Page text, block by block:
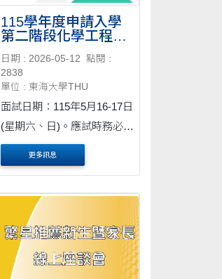
115學年度申請入學
第二階段化學工程與
間與應試注意事項
日期 : 2026-05-12
點閱 :
2838
單位 : 東海大學THU
面試日期：115年5月16-17日
(星期六、日)。應試時務必攜
帶身分證正本（或以健保
卡、護照、駕照代替）。
更多訊息